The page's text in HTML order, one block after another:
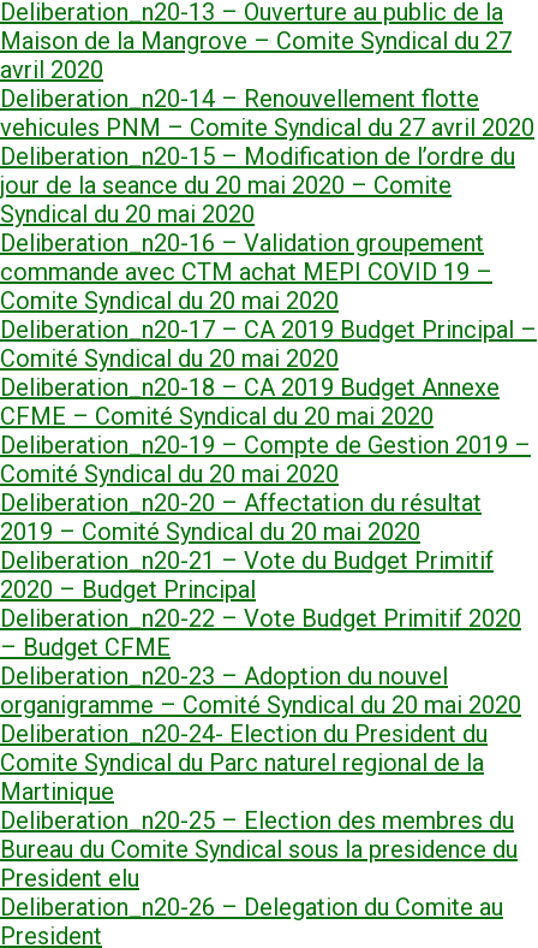
Deliberation_n20-13 – Ouverture au public de la
Maison de la Mangrove – Comite Syndical du 27
avril 2020
Deliberation_n20-14 – Renouvellement flotte
vehicules PNM – Comite Syndical du 27 avril 2020
Deliberation_n20-15 – Modification de l’ordre du
jour de la seance du 20 mai 2020 – Comite
Syndical du 20 mai 2020
Deliberation_n20-16 – Validation groupement
commande avec CTM achat MEPI COVID 19 –
Comite Syndical du 20 mai 2020
Deliberation_n20-17 – CA 2019 Budget Principal –
Comité Syndical du 20 mai 2020
Deliberation_n20-18 – CA 2019 Budget Annexe
CFME – Comité Syndical du 20 mai 2020
Deliberation_n20-19 – Compte de Gestion 2019 –
Comité Syndical du 20 mai 2020
Deliberation_n20-20 – Affectation du résultat
2019 – Comité Syndical du 20 mai 2020
Deliberation_n20-21 – Vote du Budget Primitif
2020 – Budget Principal
Deliberation_n20-22 – Vote Budget Primitif 2020
– Budget CFME
Deliberation_n20-23 – Adoption du nouvel
organigramme – Comité Syndical du 20 mai 2020
Deliberation_n20-24- Election du President du
Comite Syndical du Parc naturel regional de la
Martinique
Deliberation_n20-25 – Election des membres du
Bureau du Comite Syndical sous la presidence du
President elu
Deliberation_n20-26 – Delegation du Comite au
President